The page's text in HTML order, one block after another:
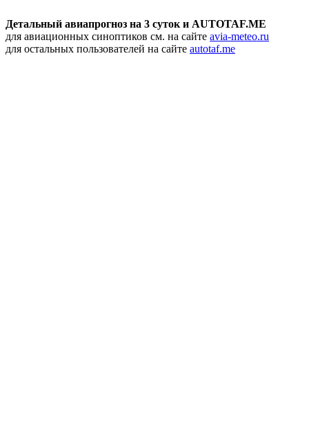
Детальный авиапрогноз на 3 суток и AUTOTAF.ME
для авиационных синоптиков см. на сайте avia-meteo.ru
для остальных пользователей на сайте autotaf.me